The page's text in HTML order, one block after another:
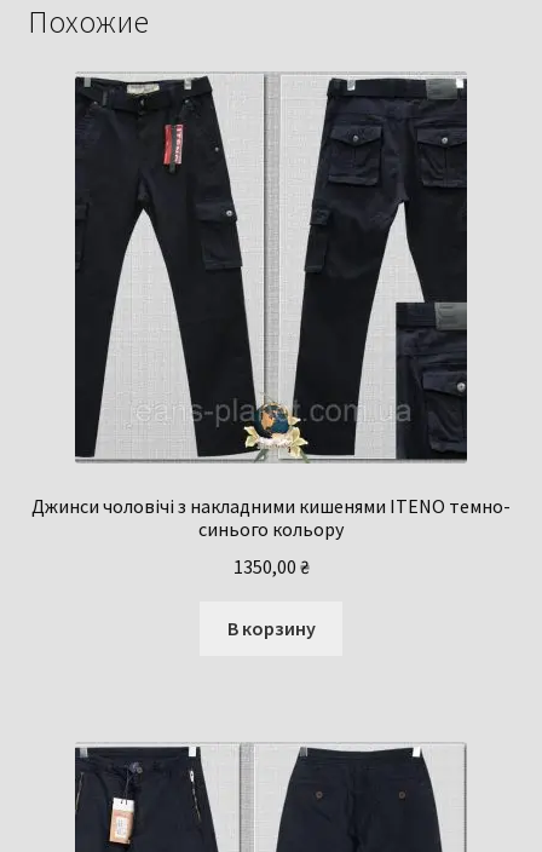
камуфляж
накладними
кишенями
Похожие
Джинси чоловічі з накладними кишенями ITENO темно-
синього кольору
1350,00 ₴
В корзину